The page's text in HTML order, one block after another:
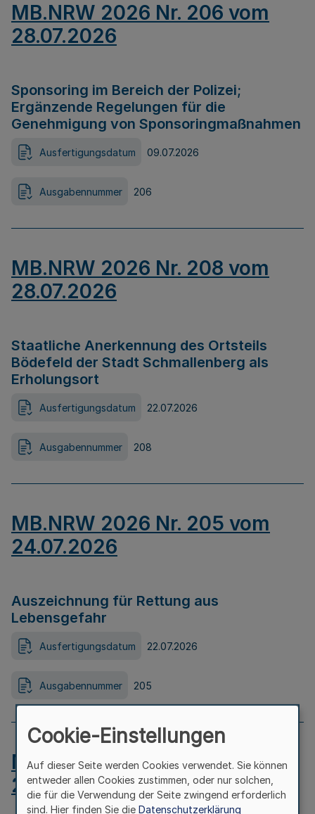
MB.NRW 2026 Nr. 206 vom
28.07.2026
Sponsoring im Bereich der Polizei;
Ergänzende Regelungen für die
Genehmigung von Sponsoringmaßnahmen
Ausfertigungsdatum 09.07.2026
Ausgabennummer 206
MB.NRW 2026 Nr. 208 vom
28.07.2026
Staatliche Anerkennung des Ortsteils
Bödefeld der Stadt Schmallenberg als
Erholungsort
Ausfertigungsdatum 22.07.2026
Ausgabennummer 208
MB.NRW 2026 Nr. 205 vom
24.07.2026
Auszeichnung für Rettung aus
Lebensgefahr
Ausfertigungsdatum 22.07.2026
Ausgabennummer 205
MB.NRW 2026 Nr. 204 vom
24.07.2026
Cookie-Einstellungen
Auf dieser Seite werden Cookies verwendet. Sie können
entweder allen Cookies zustimmen, oder nur solchen,
die für die Verwendung der Seite zwingend erforderlich
sind. Hier finden Sie die Datenschutzerklärung